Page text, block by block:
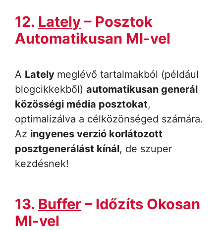
12. Lately – Posztok
Automatikusan MI-vel
A Lately meglévő tartalmakból (például
blogcikkekből) automatikusan generál
közösségi média posztokat,
optimalizálva a célközönséged számára.
Az ingyenes verzió korlátozott
posztgenerálást kínál, de szuper
kezdésnek!
13. Buffer – Időzíts Okosan
MI-vel